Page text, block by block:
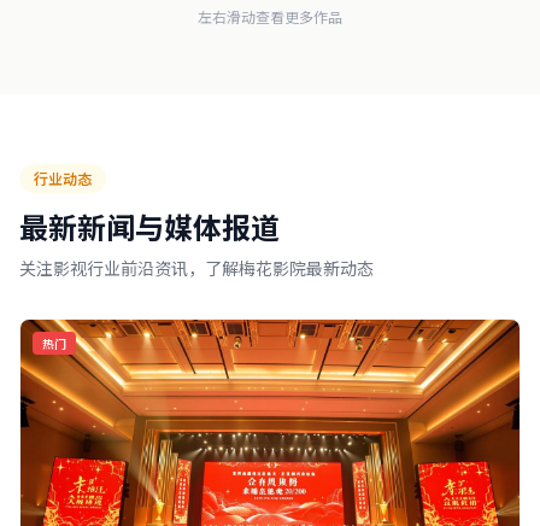
左右滑动查看更多作品
行业动态
最新新闻与媒体报道
关注影视行业前沿资讯，了解梅花影院最新动态
热门